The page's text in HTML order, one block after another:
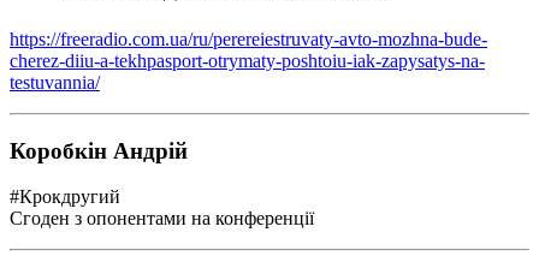
https://freeradio.com.ua/ru/perereiestruvaty-avto-mozhna-bude-
cherez-diiu-a-tekhpasport-otrymaty-poshtoiu-iak-zapysatys-na-
testuvannia/
Коробкін Андрій
#Крокдругий
Сгоден з опонентами на конференції